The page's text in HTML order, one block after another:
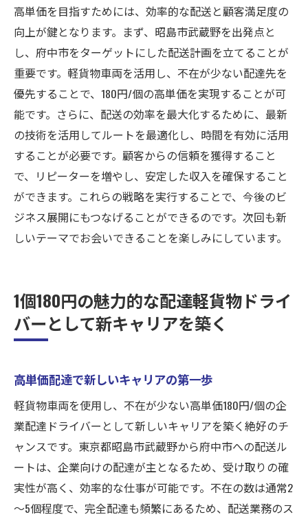
高単価を目指すためには、効率的な配送と顧客満足度の
向上が鍵となります。まず、昭島市武蔵野を出発点と
し、府中市をターゲットにした配送計画を立てることが
重要です。軽貨物車両を活用し、不在が少ない配達先を
優先することで、180円/個の高単価を実現することが可
能です。さらに、配送の効率を最大化するために、最新
の技術を活用してルートを最適化し、時間を有効に活用
することが必要です。顧客からの信頼を獲得すること
で、リピーターを増やし、安定した収入を確保すること
ができます。これらの戦略を実行することで、今後のビ
ジネス展開にもつなげることができるのです。次回も新
しいテーマでお会いできることを楽しみにしています。
1個180円の魅力的な配達軽貨物ドライ
バーとして新キャリアを築く
高単価配達で新しいキャリアの第一歩
軽貨物車両を使用し、不在が少ない高単価180円/個の企
業配達ドライバーとして新しいキャリアを築く絶好のチ
ャンスです。東京都昭島市武蔵野から府中市への配送ル
ートは、企業向けの配達が主となるため、受け取りの確
実性が高く、効率的な仕事が可能です。不在の数は通常2
～5個程度で、完全配達も頻繁にあるため、配送業務のス